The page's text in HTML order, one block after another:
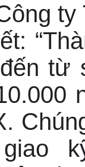
ty
từ